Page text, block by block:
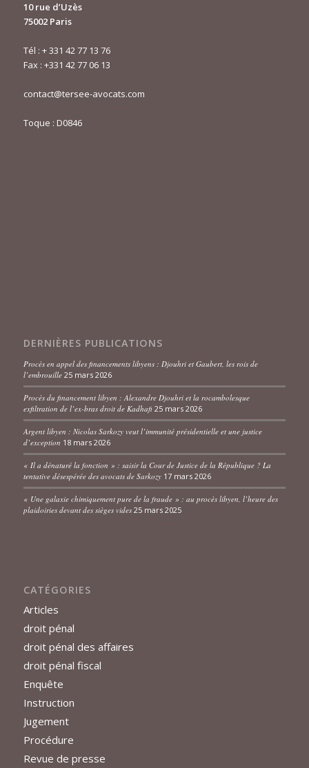
10 rue d’Uzès
75002 Paris
Tél : + 331 42 77 13 76
Fax : +331 42 77 06 13
contact@tersee-avocats.com
Toque : D0846
DERNIÈRES PUBLICATIONS
Procès en appel des financements libyens : Djouhri et Gaubert, les rois de
l’embrouille 25 mars 2026
Procès du financement libyen : Alexandre Djouhri et la rocambolesque
exfiltration de l’ex-bras droit de Kadhafi 25 mars 2026
Argent libyen : Nicolas Sarkozy veut l’immunité présidentielle et une justice
d’exception 18 mars 2026
« Il a dénaturé la fonction » : saisir la Cour de Justice de la République ? La
tentative désespérée des avocats de Sarkozy 17 mars 2026
« Une galaxie chimiquement pure de la fraude » : au procès libyen, l’heure des
plaidoiries devant des sièges vides 25 mars 2025
CATÉGORIES
Articles
droit pénal
droit pénal des affaires
droit pénal fiscal
Enquête
Instruction
Jugement
Procédure
Revue de presse